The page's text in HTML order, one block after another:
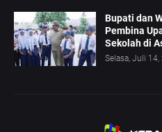
Bupati dan
Pembina
Sekolah di
Selasa, Juli 14,